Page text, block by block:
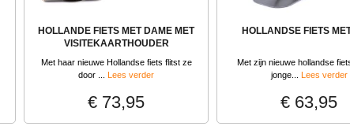
HOLLANDE FIETS MET DAME MET
VISITEKAARTHOUDER
Met haar nieuwe Hollandse fiets flitst ze
door ...
Lees verder
€ 73,95
HOLLANDSE FIETS
Met zijn nieuwe hollandse
jonge...
Lees verder
€ 63,95